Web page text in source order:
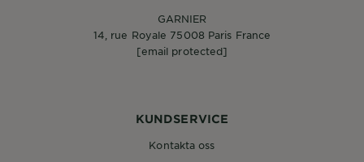
KUNDSERVICE
Kontakta oss
GARNIER
14, rue Royale 75008 Paris France
[email protected]